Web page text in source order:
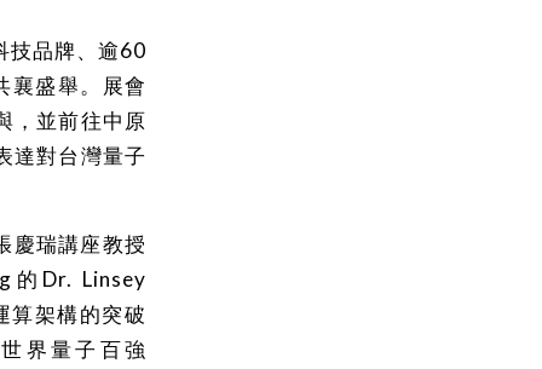
技品牌、逾60
襄盛舉。展會
，並前往中原
達對台灣量子
慶瑞講座教授
的Dr. Linsey
算架構的突破
界量子百強